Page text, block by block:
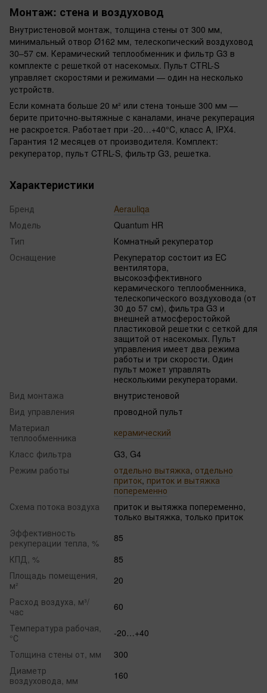
Монтаж: стена и воздуховод
Внутристеновой монтаж, толщина стены от 300 мм,
минимальный отвор Ø162 мм, телескопический воздуховод
30–57 см. Керамический теплообменник и фильтр G3 в
комплекте с решеткой от насекомых. Пульт CTRL-S
управляет скоростями и режимами — один на несколько
устройств.
Если комната больше 20 м² или стена тоньше 300 мм —
берите приточно-вытяжные с каналами, иначе рекуперация
не раскроется. Работает при -20…+40°C, класс A, IPX4.
Гарантия 12 месяцев от производителя. Комплект:
рекуператор, пульт CTRL-S, фильтр G3, решетка.
Характеристики
Бренд
Aerauliqa
Модель
Quantum HR
Тип
Комнатный рекуператор
Оснащение
Рекуператор состоит из EC
вентилятора,
высокоэффективного
керамического теплообменника,
телескопического воздуховода (от
30 до 57 см), фильтра G3 и
внешней атмосферостойкой
пластиковой решетки с сеткой для
защитой от насекомых. Пульт
управления имеет два режима
работы и три скорости. Один
пульт может управлять
несколькими рекуператорами.
Вид монтажа
внутристеновой
Вид управления
проводной пульт
Материал
теплообменника
керамический
Класс фильтра
G3, G4
Режим работы
отдельно вытяжка, отдельно
приток, приток и вытяжка
попеременно
Схема потока воздуха
приток и вытяжка попеременно,
только вытяжка, только приток
Эффективность
рекуперации тепла, %
85
КПД, %
85
Площадь помещения,
м²
20
Расход воздуха, м³/
час
60
Температура рабочая,
°С
-20…+40
Толщина стены от, мм
300
Диаметр
воздуховода, мм
160